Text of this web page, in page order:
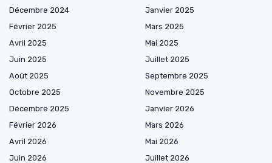
Décembre 2024
Janvier 2025
Février 2025
Mars 2025
Avril 2025
Mai 2025
Juin 2025
Juillet 2025
Août 2025
Septembre 2025
Octobre 2025
Novembre 2025
Décembre 2025
Janvier 2026
Février 2026
Mars 2026
Avril 2026
Mai 2026
Juin 2026
Juillet 2026